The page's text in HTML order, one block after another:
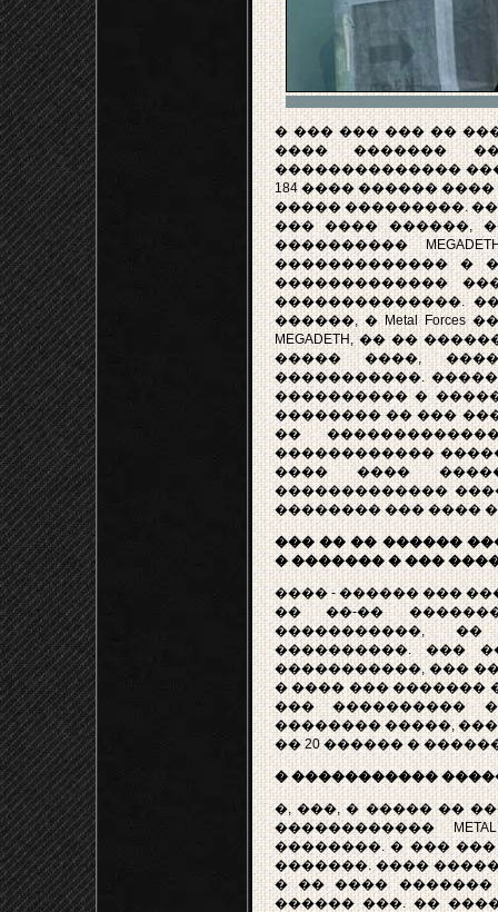
� ��� ��� ��� ��
���� �������
��������������
184 ���� ������ ����
����� ���������.
��� ���� ������,
����������
������������� �
�������������
��������������.
������, � Metal
MEGADETH, �� ��
����� ����,
�����������.
���������� �
�������� �� ���
��
������������
���� ����
�������������
�������� ��� ����
��� �� �� ������
� ������� � ���
���� - ������ ���
�� ��-��
�����������,
����������. ���
�����������, ���
� ���� ��� �������
��� ����������
�������� �����,
�� 20 ������ �
� �����������
�, ���, � ����� ��
������������
��������. � ���
�������. ����
� �� ����
������ ���. ��